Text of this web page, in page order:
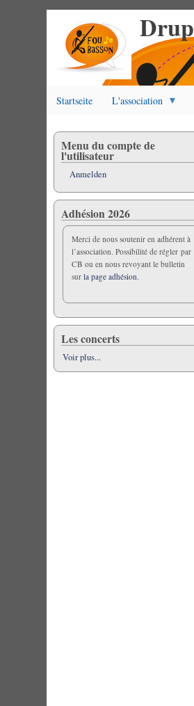
Startseite L'association
Menu du compte de
l'utilisateur
Anmelden
Adhésion 2026
Merci de nous soutenir en adhérent à
l’association. Possibilité de régler par
CB ou en nous revoyant le bulletin
surla page adhésion.
Les concerts
Voir plus...